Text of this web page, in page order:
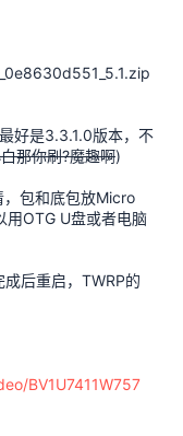
好是3.3.1.0版本，不
那你刷?魔趣啊)
包和底包放Micro
用OTG U盘或者电脑
后重启，TWRP的
BV1U7411W757